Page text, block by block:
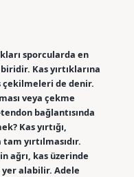
sporcularda en
Kas yırtıklarına
çekilmeleri de denir.
veya çekme
bağlantısında
Kas yırtığı,
yırtılmasıdır.
ağrı, kas üzerinde
yer alabilir. Adele